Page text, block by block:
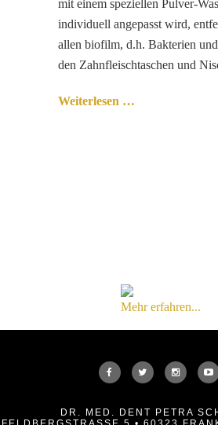
mit einem speziellen Pulver-
individuell angepasst wird,
allen biofilm, d.h. Bakterien
den Zahnfleischtaschen und
Weiterlesen …
Mehr erfahren...
DR. MED. DENT PETRA